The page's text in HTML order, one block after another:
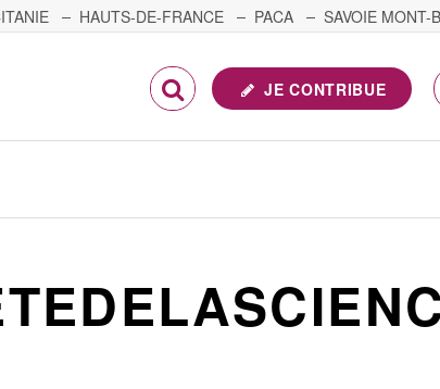
HAUTS-DE-FRANCE PACA SAVOIE MONT-
JE CONTRIBUE